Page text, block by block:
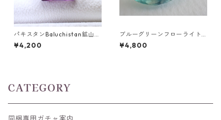
パキスタンBaluchistan鉱山産
フローライト スクエアカット
ルース 34.4ct 20 x 19.6 x 11
¥4,200
ブルーグリーンフローライト
オーバルカットルース 10.2ct
15.4mm*11.1mm*8.0mm
¥4,800
CATEGORY